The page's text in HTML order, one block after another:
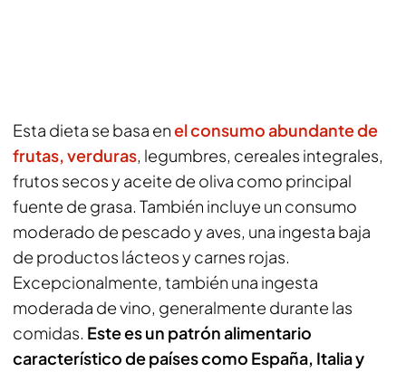
Esta dieta se basa enel consumo abundante de
frutas, verduras, legumbres, cereales integrales,
frutos secos y aceite de oliva como principal
fuente de grasa. También incluye un consumo
moderado de pescado y aves, una ingesta baja
de productos lácteos y carnes rojas.
Excepcionalmente, también una ingesta
moderada de vino, generalmente durante las
comidas. Este es un patrón alimentario
característico de países como España, Italia y